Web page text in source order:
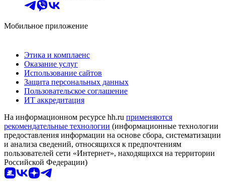
Мобильное приложение
Этика и комплаенс
Оказание услуг
Использование сайтов
Защита персональных данных
Пользовательское соглашение
ИТ аккредитация
На информационном ресурсе hh.ru применяются
рекомендательные технологии (информационные технологии
предоставления информации на основе сбора, систематизации
и анализа сведений, относящихся к предпочтениям
пользователей сети «Интернет», находящихся на территории
Российской Федерации)